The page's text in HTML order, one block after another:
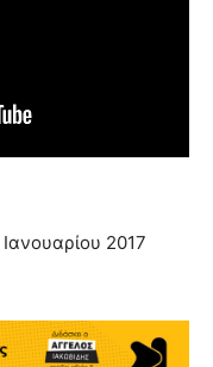
Ιανουαρίου 2017